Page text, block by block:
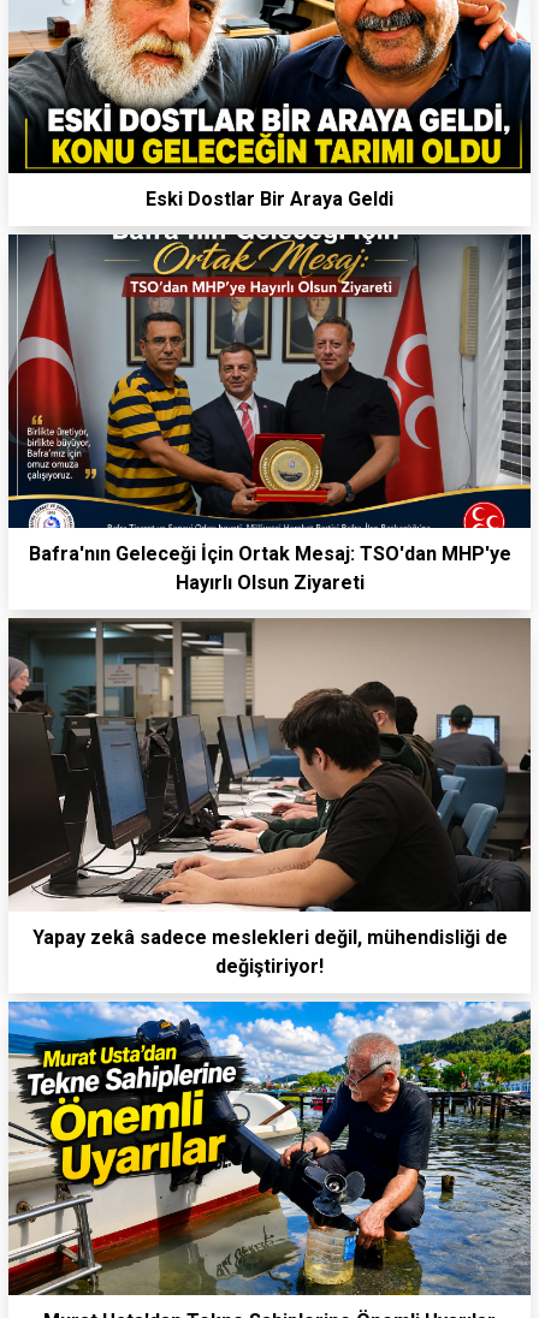
Eski Dostlar Bir Araya Geldi
Bafra'nın Geleceği İçin Ortak Mesaj: TSO'dan MHP'ye
Hayırlı Olsun Ziyareti
Yapay zekâ sadece meslekleri değil, mühendisliği de
değiştiriyor!